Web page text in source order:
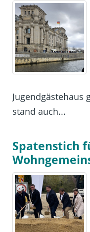
Jugendgästehaus
stand auch...
Spatenstich